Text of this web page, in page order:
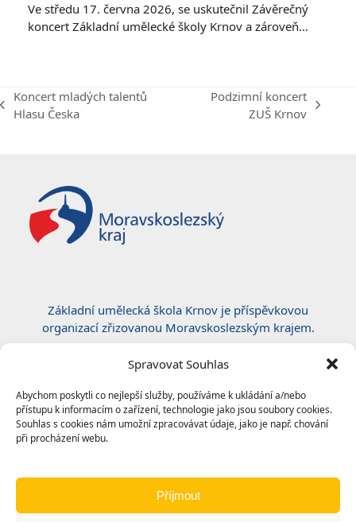
Spravovat Souhlas
Abychom poskytli co nejlepší služby, používáme k ukládání a/nebo
přístupu k informacím o zařízení, technologie jako jsou soubory cookies.
Souhlas s cookies nám umožní zpracovávat údaje, jako je např. chování
při procházení webu.
Příjmout
Ve středu 17. června 2026, se uskutečnil Závěrečný
koncert Základní umělecké školy Krnov a zároveň…
previous
Koncert mladých talentů
Hlasu Česka
Podzimní koncert
ZUŠ Krnov
Základní umělecká škola Krnov je příspěvkovou
organizací zřizovanou Moravskoslezským krajem.
Certifikace ČSN EN ISO 50001:2019